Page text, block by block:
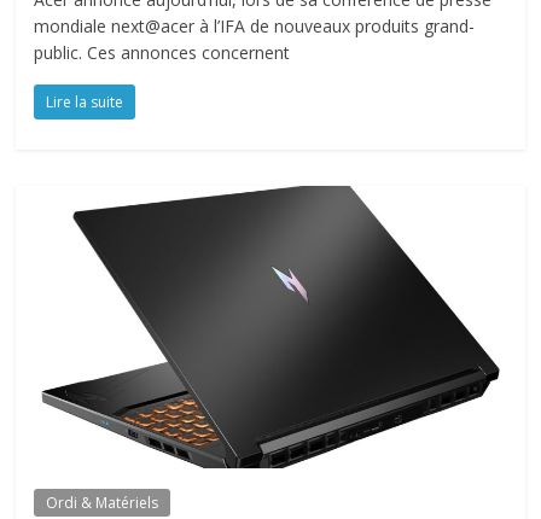
mondiale next@acer à l’IFA de nouveaux produits grand-
public. Ces annonces concernent
Lire la suite
Ordi & Matériels